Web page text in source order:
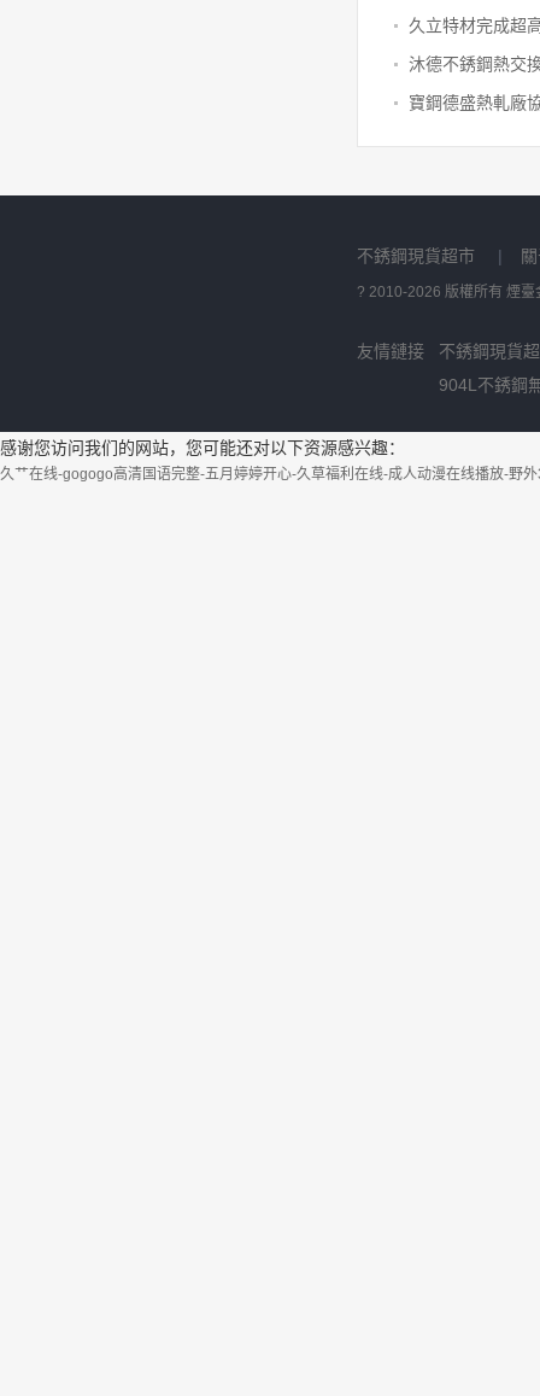
久立特材完成超
沐德不銹鋼熱交
寶鋼德盛熱軋廠
不銹鋼現貨超市 |
? 2010-2026 版權所有 煙
友情鏈接
不銹鋼現貨
904L不銹鋼
感谢您访问我们的网站，您可能还对以下资源感兴趣：
久艹在线-gogogo高清国语完整-五月婷婷开心-久草福利在线-成人动漫在线播放-野